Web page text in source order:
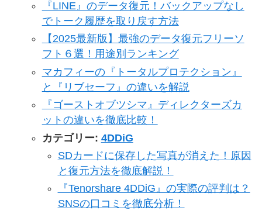
『LINE』のデータ復元！バックアップなし
でトーク履歴を取り戻す方法
【2025最新版】最強のデータ復元フリーソ
フト６選！用途別ランキング
マカフィーの『トータルプロテクション』
と『リブセーフ』の違いを解説
『ゴーストオブツシマ』ディレクターズカ
ットの違いを徹底比較！
カテゴリー: 4DDiG
SDカードに保存した写真が消えた！原因
と復元方法を徹底解説！
『Tenorshare 4DDiG』の実際の評判は？
SNSの口コミを徹底分析！